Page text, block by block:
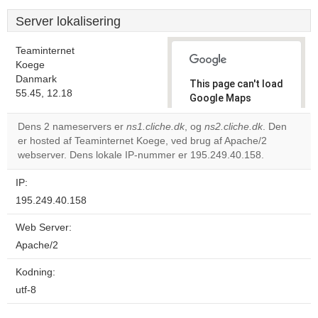
Server lokalisering
Teaminternet
Koege
Danmark
55.45, 12.18
This page can't load
Google Maps
correctly.
Do you
own this
Dens 2 nameservers er ns1.cliche.dk, og ns2.cliche.dk. Den
er hosted af Teaminternet Koege, ved brug af Apache/2
webserver. Dens lokale IP-nummer er 195.249.40.158.
IP:
195.249.40.158
Web Server:
Apache/2
Kodning:
utf-8